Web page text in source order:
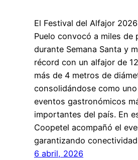
El Festival del Alfajor
Puelo convocó a miles de
durante Semana Santa y
récord con un alfajor de
más de 4 metros de
consolidándose como
eventos gastronómicos
importantes del país. En
Coopetel acompañó el
garantizando
6 abril, 2026